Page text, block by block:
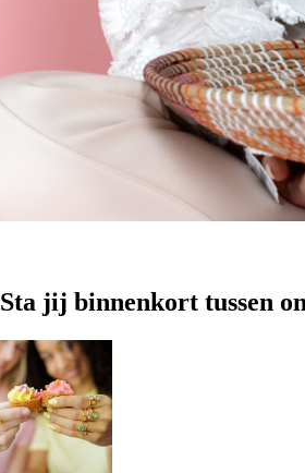
Sta jij binnenkort tussen